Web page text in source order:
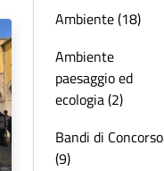
Ambiente (18)
Ambiente
paesaggio ed
ecologia (2)
Bandi di Concorso
(9)